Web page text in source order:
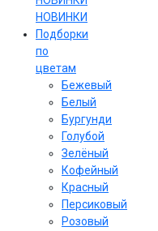
НОВИНКИ
Подборки
по
цветам
Бежевый
Белый
Бургунди
Голубой
Зелёный
Кофейный
Красный
Персиковый
Розовый